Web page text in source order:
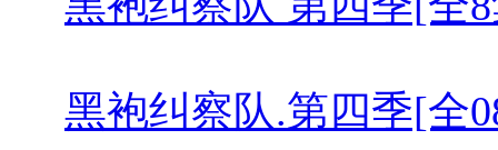
黑袍纠察队.第四季[全